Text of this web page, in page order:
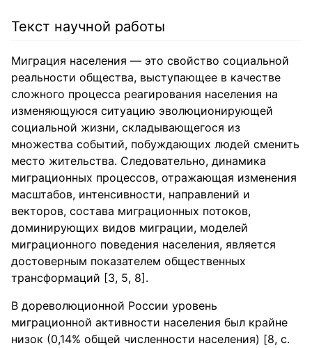
Текст научной работы
Миграция населения — это свойство социальной
реальности общества, выступающее в качестве
сложного процесса реагирования населения на
изменяющуюся ситуацию эволюционирующей
социальной жизни, складывающегося из
множества событий, побуждающих людей сменить
место жительства. Следовательно, динамика
миграционных процессов, отражающая изменения
масштабов, интенсивности, направлений и
векторов, состава миграционных потоков,
доминирующих видов миграции, моделей
миграционного поведения населения, является
достоверным показателем общественных
трансформаций [3, 5, 8].
В дореволюционной России уровень
миграционной активности населения был крайне
низок (0,14% общей численности населения) [8, с.